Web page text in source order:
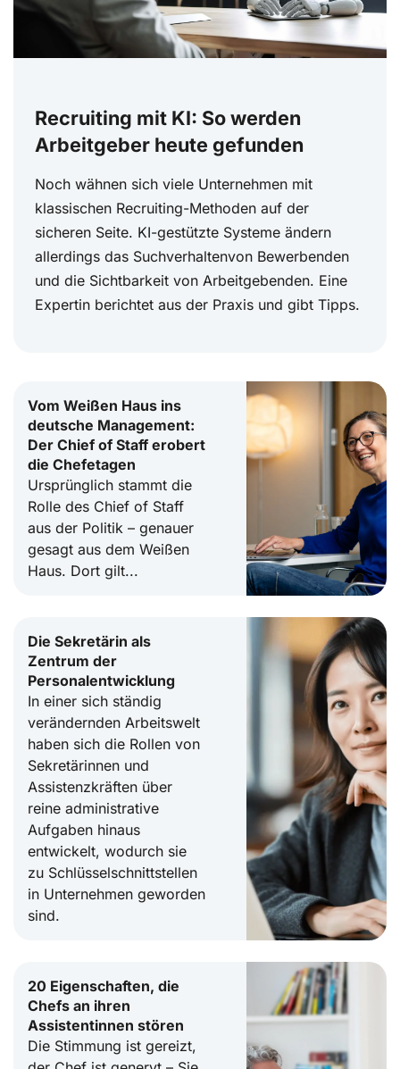
Recruiting mit KI: So werden
Arbeitgeber heute gefunden
Noch wähnen sich viele Unternehmen mit
klassischen Recruiting-Methoden auf der
sicheren Seite. KI-gestützte Systeme ändern
allerdings das Suchverhaltenvon Bewerbenden
und die Sichtbarkeit von Arbeitgebenden. Eine
Expertin berichtet aus der Praxis und gibt Tipps.
Vom Weißen Haus ins
deutsche Management:
Der Chief of Staff erobert
die Chefetagen
Ursprünglich stammt die
Rolle des Chief of Staff
aus der Politik – genauer
gesagt aus dem Weißen
Haus. Dort gilt...
Die Sekretärin als
Zentrum der
Personalentwicklung
In einer sich ständig
verändernden Arbeitswelt
haben sich die Rollen von
Sekretärinnen und
Assistenzkräften über
reine administrative
Aufgaben hinaus
entwickelt, wodurch sie
zu Schlüsselschnittstellen
in Unternehmen geworden
sind.
20 Eigenschaften, die
Chefs an ihren
Assistentinnen stören
Die Stimmung ist gereizt,